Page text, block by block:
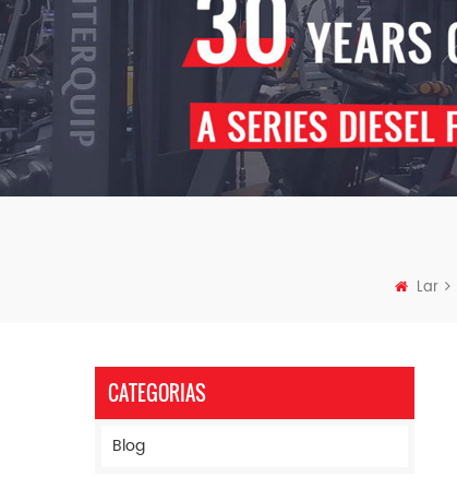
Lar
CATEGORIAS
Blog